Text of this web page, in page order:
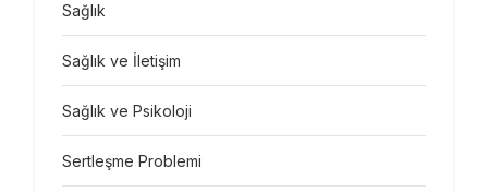
Sağlık
Sağlık ve İletişim
Sağlık ve Psikoloji
Sertleşme Problemi